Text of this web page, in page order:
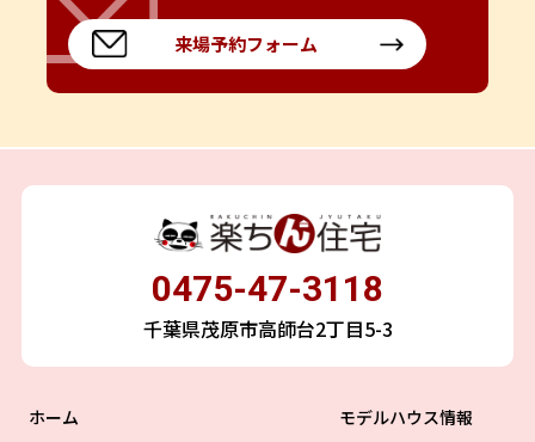
来場予約フォーム
0475-47-3118
千葉県茂原市高師台2丁目5-3
ホーム
モデルハウス情報